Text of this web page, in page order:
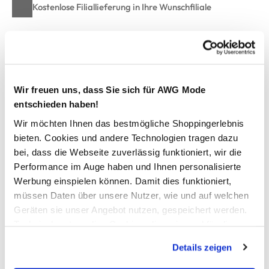
Wir freuen uns, dass Sie sich für AWG Mode
entschieden haben!
Wir möchten Ihnen das bestmögliche Shoppingerlebnis
bieten. Cookies und andere Technologien tragen dazu
bei, dass die Webseite zuverlässig funktioniert, wir die
Performance im Auge haben und Ihnen personalisierte
Werbung einspielen können. Damit dies funktioniert,
müssen Daten über unsere Nutzer, wie und auf welchen
Geräten sie unser Angebot nutzen, gespeichert werden.
werden, werden bei der Nutzung der Webseite auf jeden
Fall gesetzt. Cookies von Drittanbietern für Analyse- oder
Details zeigen
Kostenlose Filiallieferung in Ihre Wunschfiliale
Sauna Badetuch 70x180cm
weiches Sauna-Handtuch von Villa Grinario
modisches Saunatuch mit kleiner Borte
mit schlichtem Schriftzug
Aufhänger am oberen Ende
weiche anschmiegsame Frottierware
reguliert die Hauttemperatur
damit sich Ihre Haut wohlfühlt